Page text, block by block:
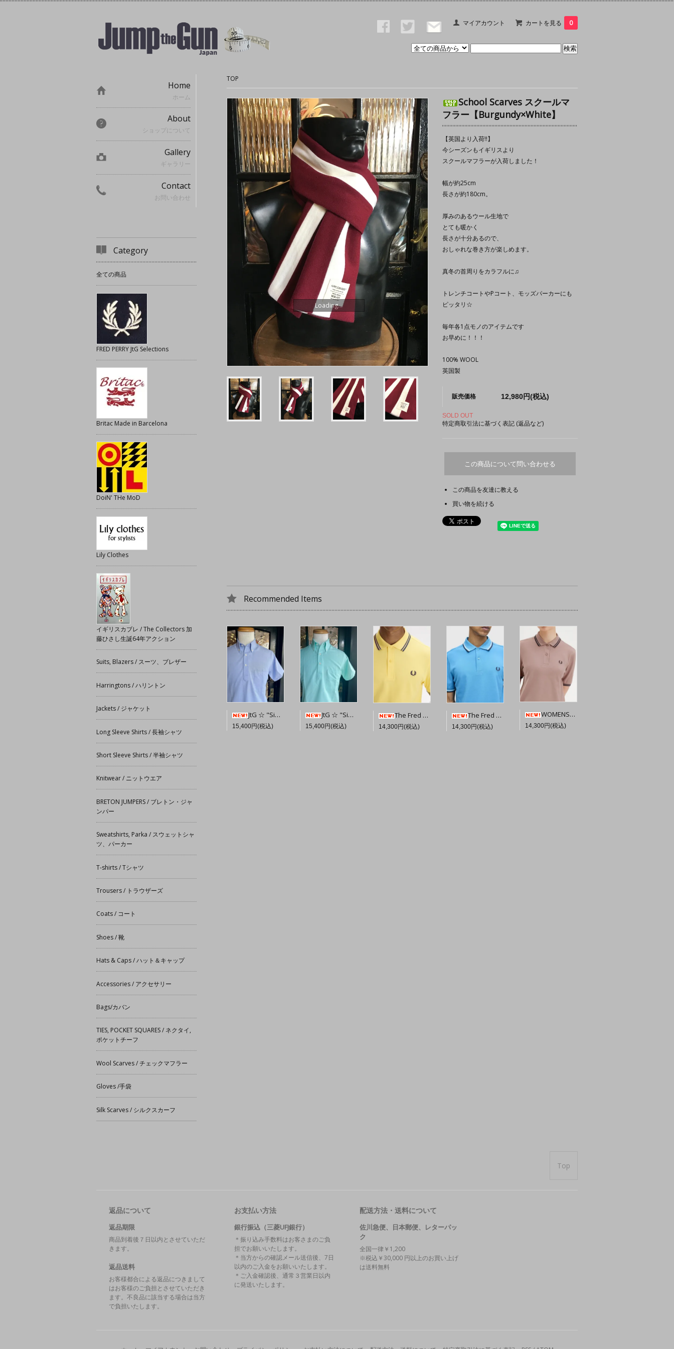
マイアカウント カートを見る 0
TOP
School Scarves スクールマ
フラー【Burgundy×White】
【英国より入荷‼︎】
今シーズンもイギリスより
スクールマフラーが入荷しました！
幅が約25cm
長さが約180cm。
厚みのあるウール生地で
とても暖かく
長さが十分あるので、
おしゃれな巻き方が楽しめます。
真冬の首周りをカラフルに♫
トレンチコートやPコート、モッズパーカーにも
ピッタリ☆
毎年各1点モノのアイテムです
お早めに！！！
100% WOOL
英国製
販売価格 12,980円(税込)
Loading...
SOLD OUT
特定商取引法に基づく表記 (返品など)
この商品について問い合わせる
この商品を友達に教える
買い物を続ける
Recommended Items
JtG ☆ "Sidney" Popover Oxford Shirt 【Sky Blue】
15,400円(税込)
JtG ☆ "Sidney" Popover Oxford Shirt 【Bright Mint】
15,400円(税込)
The Fred Perry Shirt M3600 【Lemon Barley / Tennis Blue / Tennis Blue】☆英国直輸入ピンバッジプレゼント
14,300円(税込)
The Fred Perry Shirt M3600 【COURT BLUE ECRU NAVY】☆英国直輸入ピンバッジプレゼント
14,300円(税込)
WOMENS★TWIN TIPPED FRED PERRY SHIRT G3600【DARK PINK / NAVY】☆英国直輸入ピンバッジプレゼント
14,300円(税込)
Home
ホーム
About
ショップについて
Gallery
ギャラリー
Contact
お問い合わせ
Category
全ての商品
FRED PERRY JtG Selections
Britac Made in Barcelona
DoiN' THe MoD
Lily Clothes
イギリスカブレ / The Collectors 加
藤ひさし生誕64年アクション
Suits, Blazers / スーツ、ブレザー
Harringtons / ハリントン
Jackets / ジャケット
Long Sleeve Shirts / 長袖シャツ
Short Sleeve Shirts / 半袖シャツ
Knitwear / ニットウエア
BRETON JUMPERS / ブレトン・ジャ
ンパー
Sweatshirts, Parka / スウェットシャ
ツ、パーカー
T-shirts / Tシャツ
Trousers / トラウザーズ
Coats / コート
Shoes / 靴
Hats & Caps / ハット＆キャップ
Accessories / アクセサリー
Bags/カバン
TIES, POCKET SQUARES / ネクタイ,
ポケットチーフ
Wool Scarves / チェックマフラー
Gloves /手袋
Silk Scarves / シルクスカーフ
Top
返品について
返品期限
商品到着後７日以内とさせていただ
きます。
返品送料
お客様都合による返品につきまして
はお客様のご負担とさせていただき
ます。不良品に該当する場合は当方
で負担いたします。
お支払い方法
銀行振込（三菱UFJ銀行）
＊振り込み手数料はお客さまのご負
担でお願いいたします。
＊当方からの確認メール送信後、7日
以内のご入金をお願いいたします。
＊ご入金確認後、通常３営業日以内
に発送いたします。
配送方法・送料について
佐川急便、日本郵便、レターパッ
ク
全国一律￥1,200
※税込￥30,000 円以上のお買い上げ
は送料無料